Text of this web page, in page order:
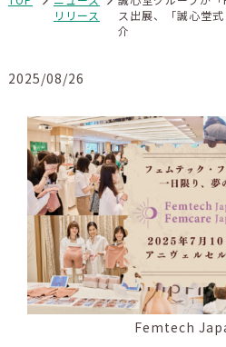
リリース
ス出展、「誠心堂
介
2025/08/26
Femtech